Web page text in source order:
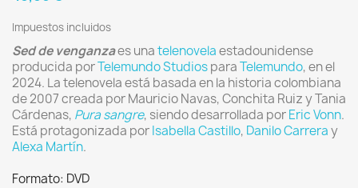
Impuestos incluidos
Sed de venganzaes unatelenovelaestadounidense
producida porTelemundo StudiosparaTelemundo, en el
2024. La telenovela está basada en la historia colombiana
de 2007 creada por Mauricio Navas, Conchita Ruiz y Tania
Cárdenas, Pura sangre, siendo desarrollada porEric Vonn.
Está protagonizada porIsabella Castillo, Danilo Carreray
Alexa Martín.
Formato: DVD